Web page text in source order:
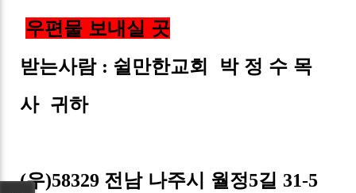
우편물 보내실 곳
받는사람 : 쉴만한교회 박 정 수 목
사 귀하
(우)58329 전남 나주시 월정5길 31-5
Sketchbook5, 스케치북5